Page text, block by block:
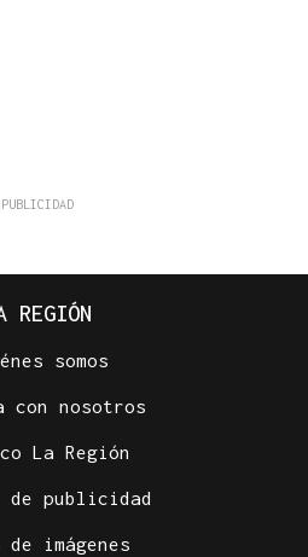
REGIÓN
somos
con nosotros
La Región
de publicidad
de imágenes